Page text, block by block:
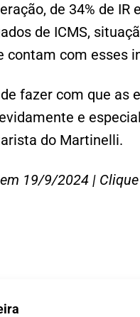
de 34% de IR
de ICMS,
contam com esses
fazer com que
e
do Martinelli.
19/9/2024 | Clique